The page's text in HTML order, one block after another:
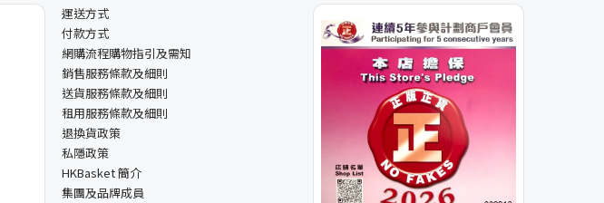
運送方式
付款方式
網購流程購物指引及需知
銷售服務條款及細則
送貨服務條款及細則
租用服務條款及細則
退換貨政策
私隱政策
HKBasket 簡介
集團及品牌成員